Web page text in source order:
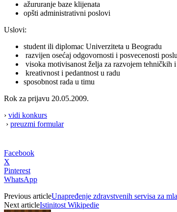
ažururanje baze klijenata
opšti administrativni poslovi
Uslovi:
student ili diplomac Univerziteta u Beogradu
razvijen osećaj odgovornosti i posvecenosti poslu
visoka motivisanost želja za razvojem tehničkih
kreativnost i pedantnost u radu
sposobnost rada u timu
Rok za prijavu 20.05.2009.
› vidi konkurs
› preuzmi formular
Facebook
X
Pinterest
WhatsApp
Previous articleUnapređenje zdravstvenih servisa za
Next articleIstinitost Wikipedie